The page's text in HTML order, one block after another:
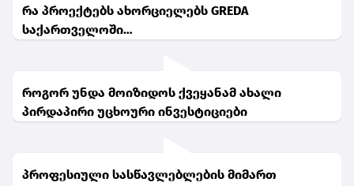
რა პროექტებს ახორციელებს GREDA
საქართველოში…
როგორ უნდა მოიზიდოს ქვეყანამ ახალი
პირდაპირი უცხოური ინვესტიციები
პროფესიული სასწავლებლების მიმართ